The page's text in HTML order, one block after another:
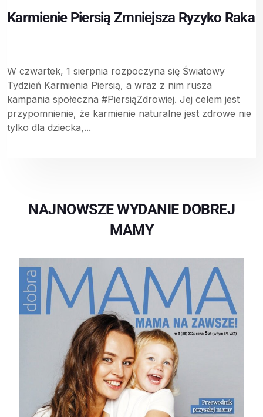
Karmienie Piersią Zmniejsza Ryzyko Raka
W czwartek, 1 sierpnia rozpoczyna się Światowy
Tydzień Karmienia Piersią, a wraz z nim rusza
kampania społeczna #PiersiąZdrowiej. Jej celem jest
przypomnienie, że karmienie naturalne jest zdrowe nie
tylko dla dziecka,...
NAJNOWSZE WYDANIE DOBREJ
MAMY